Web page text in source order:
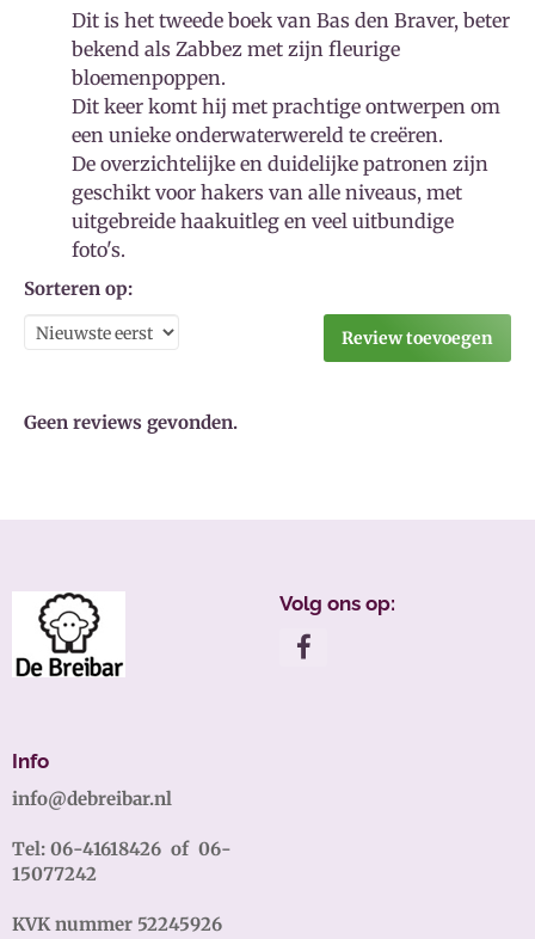
Dit is het tweede boek van Bas den Braver, beter
bekend als Zabbez met zijn fleurige
bloemenpoppen.
Dit keer komt hij met prachtige ontwerpen om
een unieke onderwaterwereld te creëren.
De overzichtelijke en duidelijke patronen zijn
geschikt voor hakers van alle niveaus, met
uitgebreide haakuitleg en veel uitbundige
foto's.
Sorteren op:
Review toevoegen
Geen reviews gevonden.
Volg ons op:
Info
info@debreibar.nl
Tel: 06-41618426 of 06-
15077242
KVK nummer 52245926